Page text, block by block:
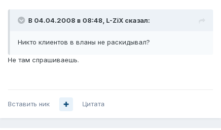
В 04.04.2008 в 08:48, L-ZiX сказал:
Никто клиентов в вланы не раскидывал?
Не там спрашиваешь.
Вставить ник Цитата